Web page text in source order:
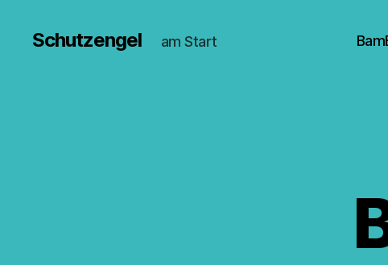
Schutzengel am Start